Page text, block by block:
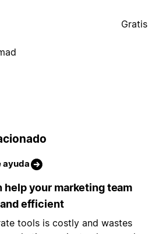
Gratis
ayuda
help your marketing team
efficient
tools is costly and wastes